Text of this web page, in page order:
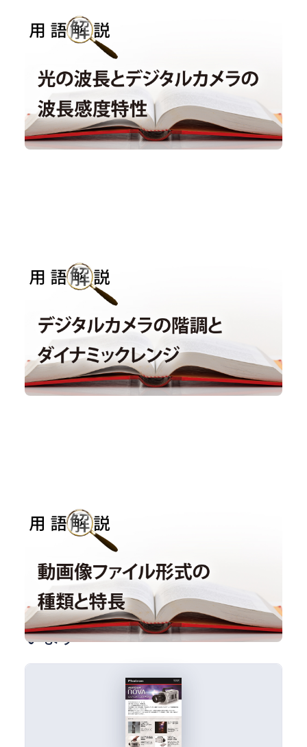
用語解説｜光の波長とデジタルカメラの波長感度特
性
用語解説 #波長感度特性
用語解説｜デジタルカメラの階調とダイナミックレン
ジ
用語解説 #階調#ダイナミックレンジ
用語解説｜動画像ファイル形式の種類と特長
#ファイル形式
各種お役立ち資料もご用意して
います